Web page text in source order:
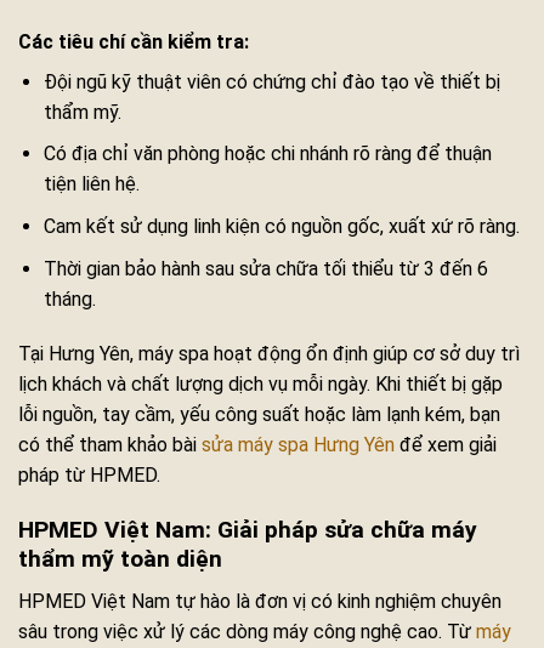
Các tiêu chí cần kiểm tra:
Đội ngũ kỹ thuật viên có chứng chỉ đào tạo về thiết bị
thẩm mỹ.
Có địa chỉ văn phòng hoặc chi nhánh rõ ràng để thuận
tiện liên hệ.
Cam kết sử dụng linh kiện có nguồn gốc, xuất xứ rõ ràng.
Thời gian bảo hành sau sửa chữa tối thiểu từ 3 đến 6
tháng.
Tại Hưng Yên, máy spa hoạt động ổn định giúp cơ sở duy trì
lịch khách và chất lượng dịch vụ mỗi ngày. Khi thiết bị gặp
lỗi nguồn, tay cầm, yếu công suất hoặc làm lạnh kém, bạn
có thể tham khảo bài sửa máy spa Hưng Yên để xem giải
pháp từ HPMED.
HPMED Việt Nam: Giải pháp sửa chữa máy
thẩm mỹ toàn diện
HPMED Việt Nam tự hào là đơn vị có kinh nghiệm chuyên
sâu trong việc xử lý các dòng máy công nghệ cao. Từ máy